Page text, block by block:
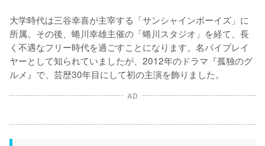
大学時代は三谷幸喜が主宰する「サンシャインボーイズ」に
所属。その後、蜷川幸雄主催の「蜷川スタジオ」を経て、長
く不遇なフリー時代を過ごすことになります。名バイプレイ
ヤーとして知られていましたが、2012年のドラマ『孤独のグ
ルメ』で、芸歴30年目にして初の主演を飾りました。
AD